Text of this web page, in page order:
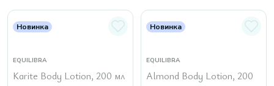
Новинка
EQUILIBRA
Karite Body Lotion, 200 мл
Новинка
EQUILIBRA
Almond Body Lotion, 200